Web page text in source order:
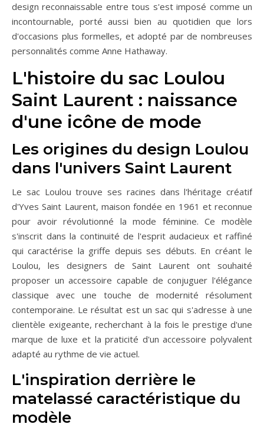
design reconnaissable entre tous s'est imposé comme un
incontournable, porté aussi bien au quotidien que lors
d'occasions plus formelles, et adopté par de nombreuses
personnalités comme Anne Hathaway.
L'histoire du sac Loulou
Saint Laurent : naissance
d'une icône de mode
Les origines du design Loulou
dans l'univers Saint Laurent
Le sac Loulou trouve ses racines dans l'héritage créatif
d'Yves Saint Laurent, maison fondée en 1961 et reconnue
pour avoir révolutionné la mode féminine. Ce modèle
s'inscrit dans la continuité de l'esprit audacieux et raffiné
qui caractérise la griffe depuis ses débuts. En créant le
Loulou, les designers de Saint Laurent ont souhaité
proposer un accessoire capable de conjuguer l'élégance
classique avec une touche de modernité résolument
contemporaine. Le résultat est un sac qui s'adresse à une
clientèle exigeante, recherchant à la fois le prestige d'une
marque de luxe et la praticité d'un accessoire polyvalent
adapté au rythme de vie actuel.
L'inspiration derrière le
matelassé caractéristique du
modèle